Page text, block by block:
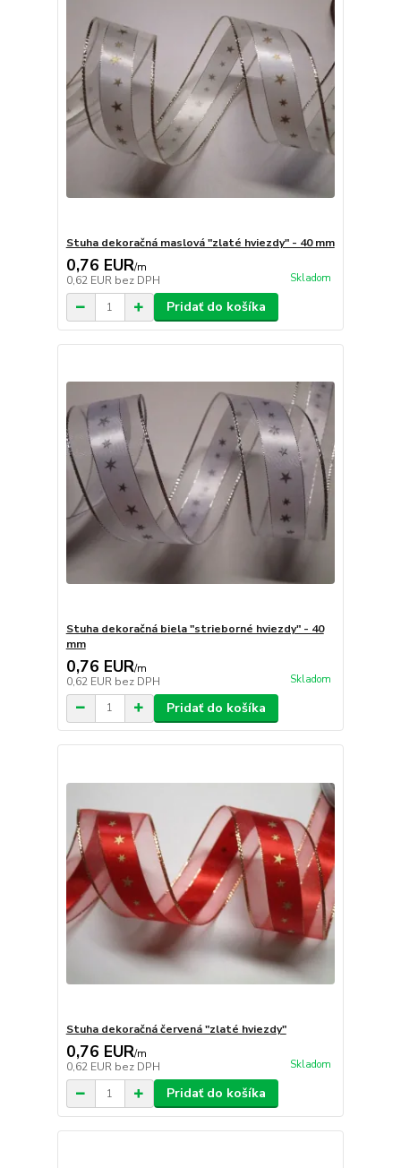
Stuha dekoračná maslová "zlaté hviezdy" - 40 mm
0,76 EUR/m
0,62 EUR bez DPH Skladom
Pridať do košíka
Stuha dekoračná biela "strieborné hviezdy" - 40
mm
0,76 EUR/m
0,62 EUR bez DPH Skladom
Pridať do košíka
Stuha dekoračná červená "zlaté hviezdy"
0,76 EUR/m
0,62 EUR bez DPH Skladom
Pridať do košíka